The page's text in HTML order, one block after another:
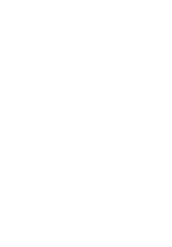
e Universal que é.